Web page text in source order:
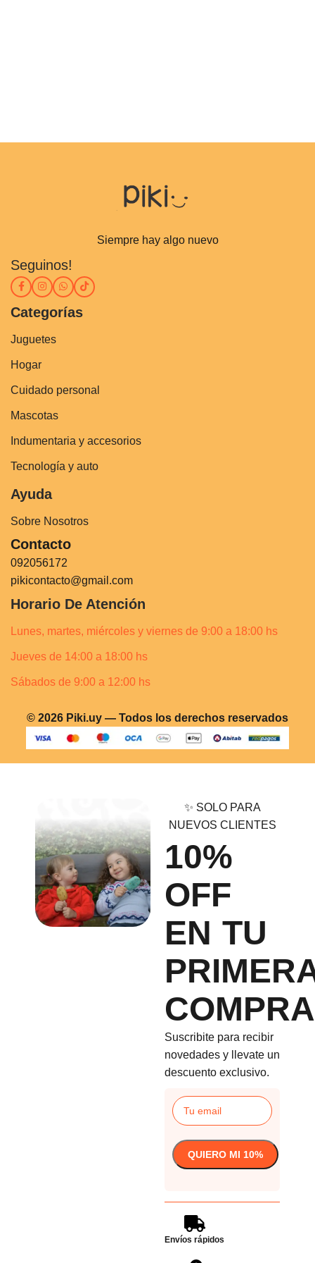
Siempre hay algo nuevo
Seguinos!
Categorías
Juguetes
Hogar
Cuidado personal
Mascotas
Indumentaria y accesorios
Tecnología y auto
Ayuda
Sobre Nosotros
Contacto
092056172
pikicontacto@gmail.com
Horario De Atención
Lunes, martes, miércoles y viernes de 9:00 a 18:00 hs
Jueves de 14:00 a 18:00 hs
Sábados de 9:00 a 12:00 hs
© 2026 Piki.uy — Todos los derechos reservados
✨ SOLO PARA
NUEVOS CLIENTES
10%
OFF
EN TU
COMPRA
Suscribite para recibir
novedades y llevate un
descuento exclusivo.
Envíos rápidos